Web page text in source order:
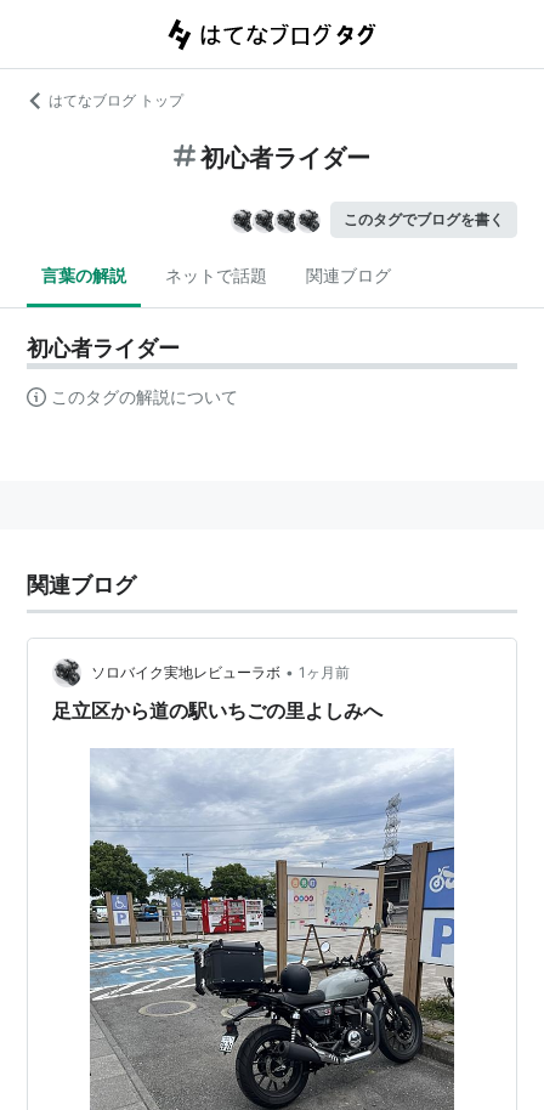
はてなブログ トップ
初心者ライダー
このタグでブログを書く
言葉の解説 ネットで話題 関連ブログ
初心者ライダー
このタグの解説について
関連ブログ
ソロバイク実地レビューラボ • 1ヶ月前
足立区から道の駅いちごの里よしみへ